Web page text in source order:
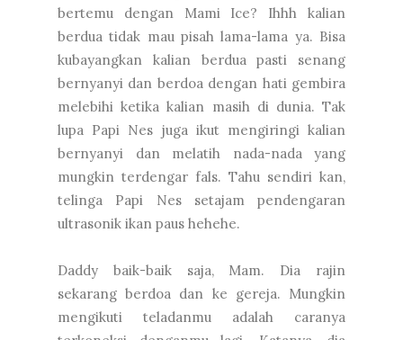
bertemu dengan Mami Ice? Ihhh kalian
berdua tidak mau pisah lama-lama ya. Bisa
kubayangkan kalian berdua pasti senang
bernyanyi dan berdoa dengan hati gembira
melebihi ketika kalian masih di dunia. Tak
lupa Papi Nes juga ikut mengiringi kalian
bernyanyi dan melatih nada-nada yang
mungkin terdengar fals. Tahu sendiri kan,
telinga Papi Nes setajam pendengaran
ultrasonik ikan paus hehehe.
Daddy baik-baik saja, Mam. Dia rajin
sekarang berdoa dan ke gereja. Mungkin
mengikuti teladanmu adalah caranya